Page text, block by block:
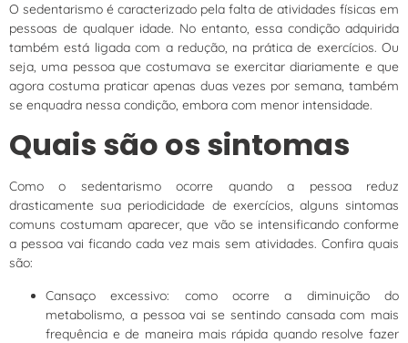
O sedentarismo é caracterizado pela falta de atividades físicas em
pessoas de qualquer idade. No entanto, essa condição adquirida
também está ligada com a redução, na prática de exercícios. Ou
seja, uma pessoa que costumava se exercitar diariamente e que
agora costuma praticar apenas duas vezes por semana, também
se enquadra nessa condição, embora com menor intensidade.
Quais são os sintomas
Como o sedentarismo ocorre quando a pessoa reduz
drasticamente sua periodicidade de exercícios, alguns sintomas
comuns costumam aparecer, que vão se intensificando conforme
a pessoa vai ficando cada vez mais sem atividades. Confira quais
são:
Cansaço excessivo: como ocorre a diminuição do
metabolismo, a pessoa vai se sentindo cansada com mais
frequência e de maneira mais rápida quando resolve fazer